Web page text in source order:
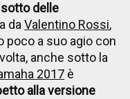
sotto delle
daValentino Rossi,
poco a suo agio con
anche sotto la
2017 è
alla versione